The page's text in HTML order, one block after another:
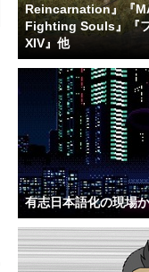
Reincarnation』『
Fighting Souls』『
XIV』他
有志日本語化の現場